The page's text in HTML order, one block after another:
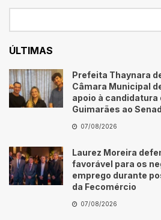
ÚLTIMAS
Prefeita Thaynara
Câmara Municipal
apoio à candidatura
Guimarães ao
07/08/2026
Laurez Moreira
favorável para os
emprego durante
da Fecomércio
07/08/2026